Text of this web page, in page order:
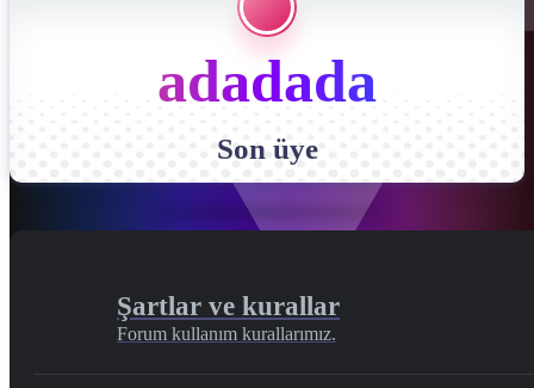
adadada
Son üye
Şartlar ve kurallar
Forum kullanım kurallarımız.